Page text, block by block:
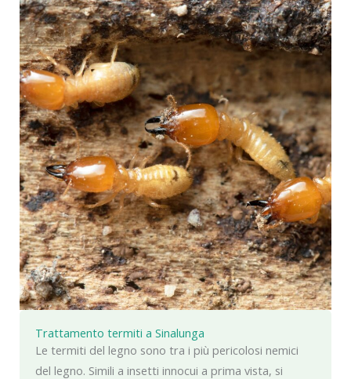
Trattamento termiti a Sinalunga
Le termiti del legno sono tra i più pericolosi nemici
del legno. Simili a insetti innocui a prima vista, si